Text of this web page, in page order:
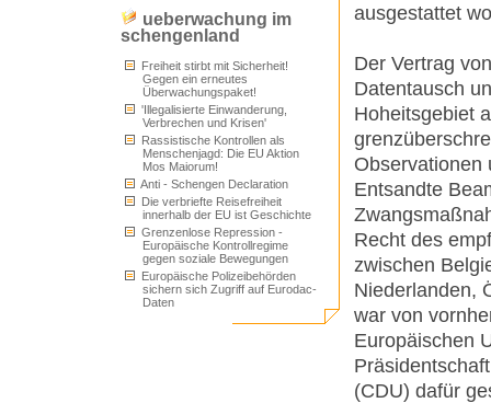
ueberwachung im
schengenland
Freiheit stirbt mit Sicherheit!
Gegen ein erneutes
Überwachungspaket!
'Illegalisierte Einwanderung,
Verbrechen und Krisen'
Rassistische Kontrollen als
Menschenjagd: Die EU Aktion
Mos Maiorum!
Anti - Schengen Declaration
Die verbriefte Reisefreiheit
innerhalb der EU ist Geschichte
Grenzenlose Repression -
Europäische Kontrollregime
gegen soziale Bewegungen
Europäische Polizeibehörden
sichern sich Zugriff auf Eurodac-
Daten
ausgestattet
Der Vertrag
Datentausch
Hoheitsgebiet
Observationen
Entsandte
Recht des
zwischen
Niederlanden,
war von
Europäischen
(CDU) dafür